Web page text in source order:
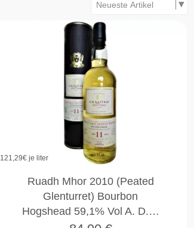
121,29€ je liter
Ruadh Mhor 2010 (Peated
Glenturret) Bourbon
Hogshead 59,1% Vol A. D.…